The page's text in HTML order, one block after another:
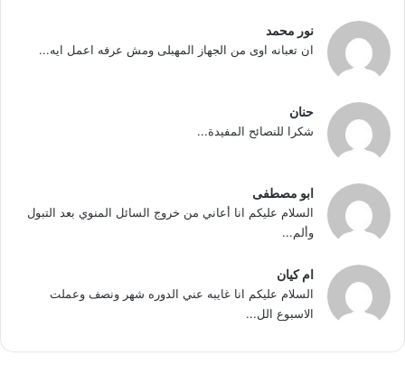
نور محمد
ان تعبانه اوى من الجهاز المهبلى ومش عرفه اعمل ايه...
حنان
شكرا للنصائح المفيدة...
ابو مصطفى
السلام عليكم انا أعاني من خروج السائل المنوي بعد التبول
وألم...
ام كيان
السلام عليكم انا غايبه عني الدوره شهر ونصف وعملت
الاسبوع الل...